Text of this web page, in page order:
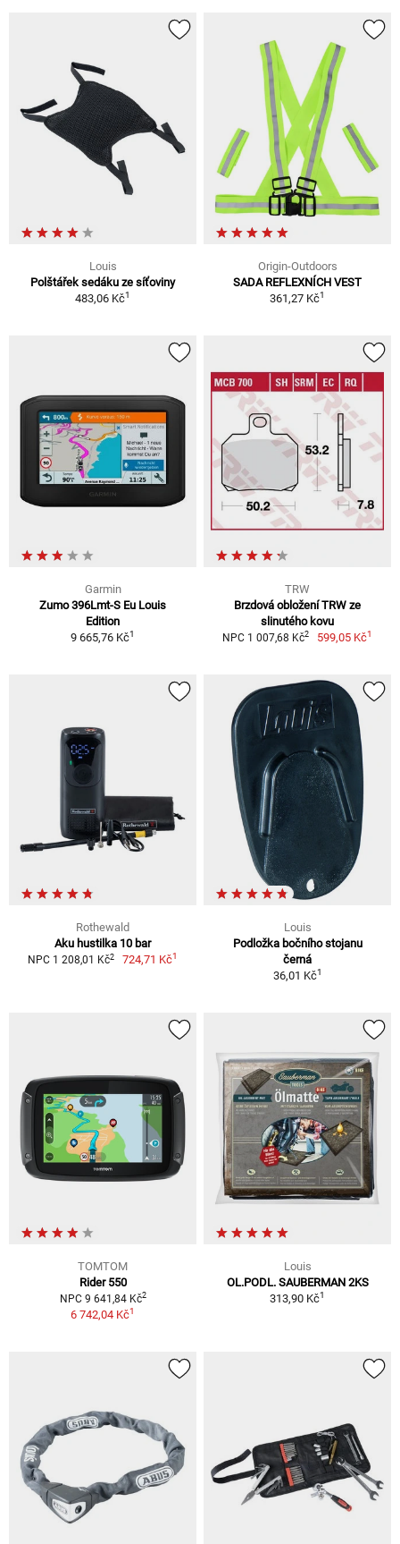
Louis
Polštářek sedáku ze síťoviny
483,06 Kč1
Origin-Outdoors
SADA REFLEXNÍCH VEST
361,27 Kč1
Garmin
Zumo 396Lmt-S Eu Louis
Edition
9 665,76 Kč1
TRW
Brzdová obložení TRW ze
slinutého kovu
NPC 1 007,68 Kč2 599,05 Kč1
Rothewald
Aku hustilka 10 bar
NPC 1 208,01 Kč2 724,71 Kč1
Louis
Podložka bočního stojanu
černá
36,01 Kč1
TOMTOM
Rider 550
NPC 9 641,84 Kč2
6 742,04 Kč1
Louis
OL.PODL. SAUBERMAN 2KS
313,90 Kč1